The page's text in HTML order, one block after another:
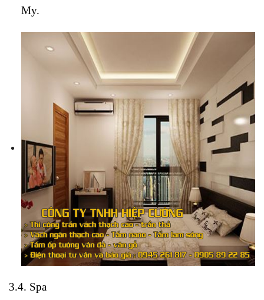
My.
3.4. Spa